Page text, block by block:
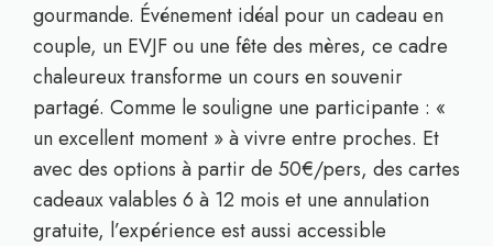
gourmande. Événement idéal pour un cadeau en
couple, un EVJF ou une fête des mères, ce cadre
chaleureux transforme un cours en souvenir
partagé. Comme le souligne une participante : «
un excellent moment » à vivre entre proches. Et
avec des options à partir de 50€/pers, des cartes
cadeaux valables 6 à 12 mois et une annulation
gratuite, l’expérience est aussi accessible